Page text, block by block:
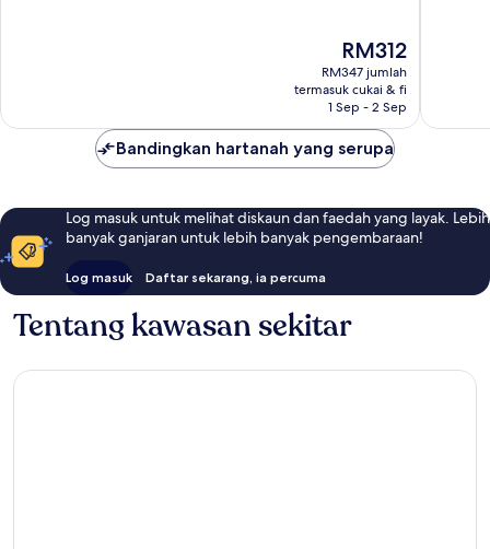
Harga
ialah
RM312
RM312
RM347 jumlah
termasuk cukai & fi
1 Sep - 2 Sep
Bandingkan hartanah yang serupa
Log masuk untuk melihat diskaun dan faedah yang layak. Lebih
banyak ganjaran untuk lebih banyak pengembaraan!
Log masuk Daftar sekarang, ia percuma
Tentang kawasan sekitar